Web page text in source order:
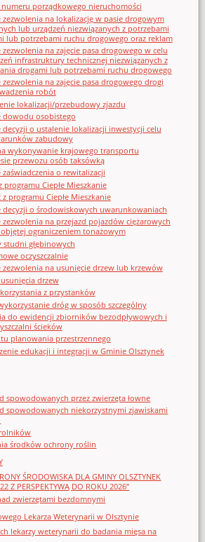
porządkowego nieruchomości
na lokalizację w pasie drogowym
lub urządzeń niezwiązanych z potrzebami
lub potrzebami ruchu drogowego oraz reklam
na zajęcie pasa drogowego w celu
infrastruktury technicznej niezwiązanych z
drogami lub potrzebami ruchu drogowego
na zajęcie pasa drogowego drogi
robót
lokalizacji/przebudowy zjazdu
dowodu osobistego
o ustalenie lokalizacji inwestycji celu
zabudowy
wykonywanie krajowego transportu
przewozu osób taksówką
o rewitalizacji
Ciepłe Mieszkanie
programu Ciepłe Mieszkanie
decyzji o środowiskowych uwarunkowaniach
na przejazd pojazdów ciężarowych
ograniczeniem tonażowym
głębinowych
oczyszczalnie
na usunięcie drzew lub krzewów
drzew
z przystanków
dróg w sposób szczególny
do ewidencji zbiorników bezodpływowych i
ścieków
planowania przestrzennego
edukacji i integracji w Gminie Olsztynek
spowodowanych przez zwierzęta łowne
spowodowanych niekorzystnymi zjawiskami
środków ochrony roślin
ŚRODOWISKA DLA GMINY OLSZTYNEK
Z PERSPEKTYWĄ DO ROKU 2026”
zwierzętami bezdomnymi
Lekarza Weterynarii w Olsztynie
lekarzy weterynarii do badania mięsa na